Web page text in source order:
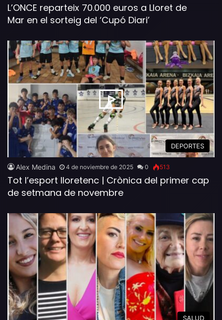
L’ONCE reparteix 70.000 euros a Lloret de
Mar en el sorteig del ‘Cupó Diari’
DEPORTES
Alex Medina 4 de noviembre de 2025 0 513
Tot l’esport lloretenc | Crònica del primer cap
de setmana de novembre
SALUD